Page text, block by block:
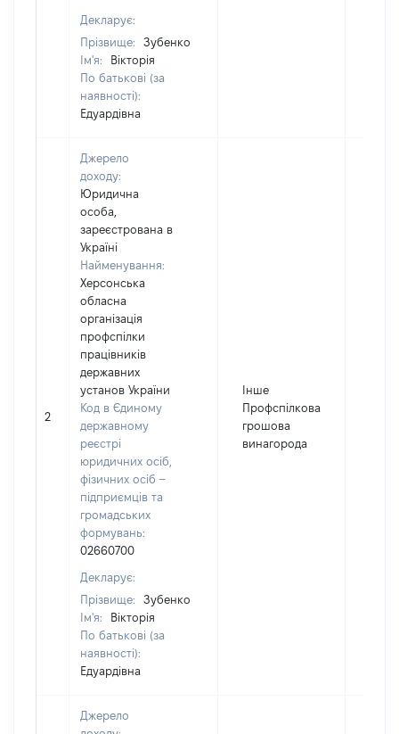
Декларує:
Прізвище:
Зубенко
Ім'я:
Вікторія
По батькові (за
наявності):
Едуардівна
2
Джерело
доходу:
Юридична
особа,
зареєстрована в
Україні
Найменування:
Херсонська
обласна
організація
профспілки
працівників
державних
установ України
Код в Єдиному
державному
реєстрі
юридичних осіб,
фізичних осіб –
підприємців та
громадських
формувань:
02660700
Декларує:
Прізвище:
Зубенко
Ім'я:
Вікторія
По батькові (за
наявності):
Едуардівна
Інше
Профспілкова
грошова
винагорода
Джерело